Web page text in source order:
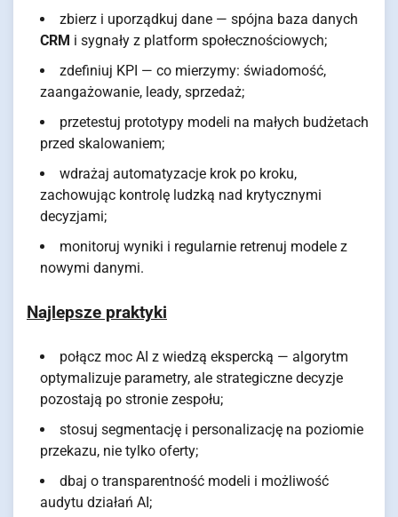
zbierz i uporządkuj dane — spójna baza danych
CRM i sygnały z platform społecznościowych;
zdefiniuj KPI — co mierzymy: świadomość,
zaangażowanie, leady, sprzedaż;
przetestuj prototypy modeli na małych budżetach
przed skalowaniem;
wdrażaj automatyzacje krok po kroku,
zachowując kontrolę ludzką nad krytycznymi
decyzjami;
monitoruj wyniki i regularnie retrenuj modele z
nowymi danymi.
Najlepsze praktyki
połącz moc AI z wiedzą ekspercką — algorytm
optymalizuje parametry, ale strategiczne decyzje
pozostają po stronie zespołu;
stosuj segmentację i personalizację na poziomie
przekazu, nie tylko oferty;
dbaj o transparentność modeli i możliwość
audytu działań AI;